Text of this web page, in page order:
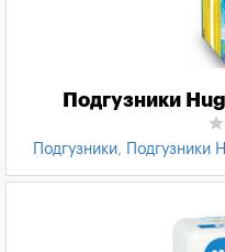
Подгузники
Подгузники, Подгузники